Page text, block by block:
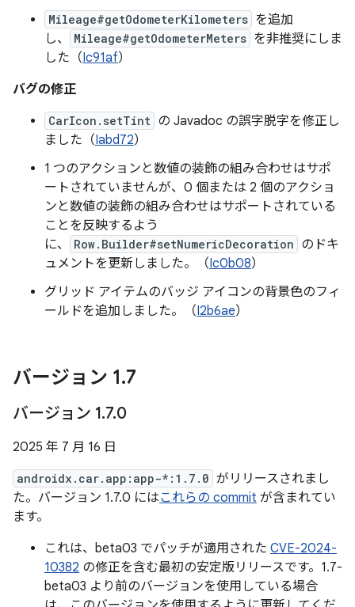
Mileage#getOdometerKilometers を追加
し、
Mileage#getOdometerMeters を非推奨にしま
した（Ic91af）
バグの修正
CarIcon.setTint の Javadoc の誤字脱字を修正し
ました（Iabd72）
1 つのアクションと数値の装飾の組み合わせはサポ
ートされていませんが、0 個または 2 個のアクショ
ンと数値の装飾の組み合わせはサポートされている
ことを反映するよう
に、
Row.Builder#setNumericDecoration のドキ
ュメントを更新しました。（Ic0b08）
グリッド アイテムのバッジ アイコンの背景色のフィ
ールドを追加しました。（I2b6ae）
バージョン 1.7
バージョン 1.7.0
2025 年 7 月 16 日
androidx.car.app:app-*:1.7.0 がリリースされまし
た。バージョン 1.7.0 にはこれらの commit が含まれてい
ます。
これは、beta03 でパッチが適用された CVE-2024-
10382 の修正を含む最初の安定版リリースです。1.7-
beta03 より前のバージョンを使用している場合